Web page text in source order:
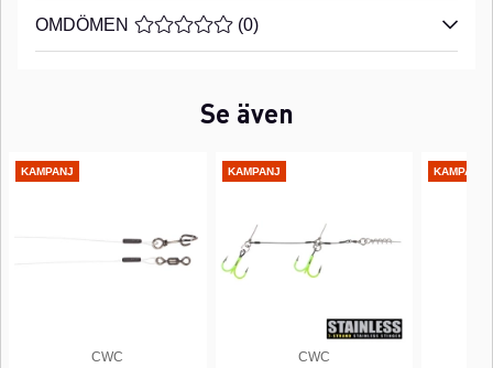
OMDÖMEN MEDELBETYG 0 AV 5 ANTAL BETYG 0
(0)
Se även
KAMPANJ
CWC
KAMPANJ
CWC
KAMPANJ